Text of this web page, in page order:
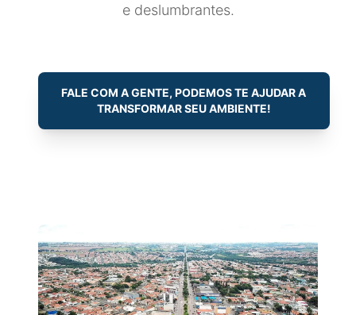
e deslumbrantes.
FALE COM A GENTE, PODEMOS TE AJUDAR A
TRANSFORMAR SEU AMBIENTE!